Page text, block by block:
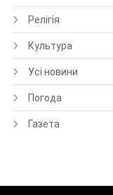
Релігія
Культура
Усі новини
Погода
Газета